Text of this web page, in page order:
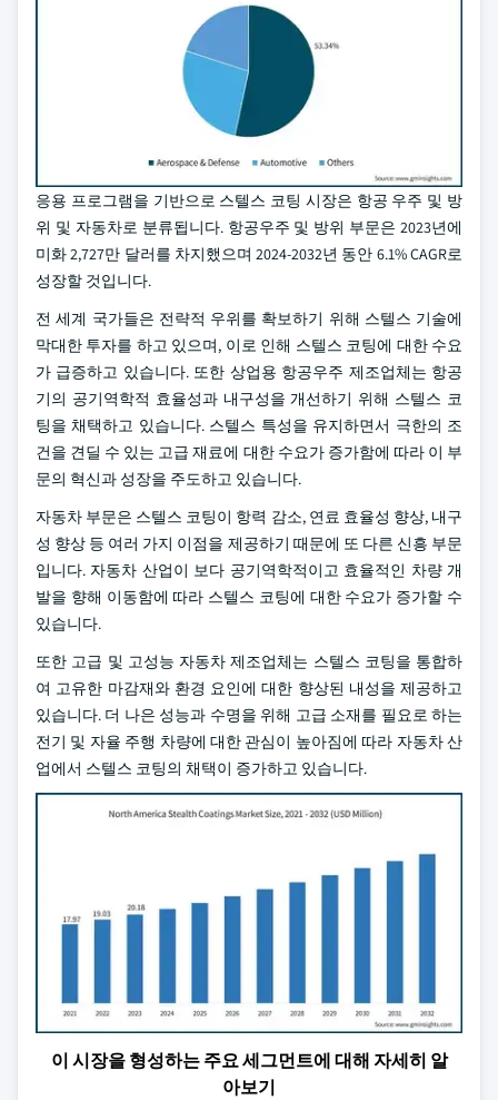
응용 프로그램을 기반으로 스텔스 코팅 시장은 항공 우주 및 방
위 및 자동차로 분류됩니다. 항공우주 및 방위 부문은 2023년에
미화 2,727만 달러를 차지했으며 2024-2032년 동안 6.1% CAGR로
성장할 것입니다.
전 세계 국가들은 전략적 우위를 확보하기 위해 스텔스 기술에
막대한 투자를 하고 있으며, 이로 인해 스텔스 코팅에 대한 수요
가 급증하고 있습니다. 또한 상업용 항공우주 제조업체는 항공
기의 공기역학적 효율성과 내구성을 개선하기 위해 스텔스 코
팅을 채택하고 있습니다. 스텔스 특성을 유지하면서 극한의 조
건을 견딜 수 있는 고급 재료에 대한 수요가 증가함에 따라 이 부
문의 혁신과 성장을 주도하고 있습니다.
자동차 부문은 스텔스 코팅이 항력 감소, 연료 효율성 향상, 내구
성 향상 등 여러 가지 이점을 제공하기 때문에 또 다른 신흥 부문
입니다. 자동차 산업이 보다 공기역학적이고 효율적인 차량 개
발을 향해 이동함에 따라 스텔스 코팅에 대한 수요가 증가할 수
있습니다.
또한 고급 및 고성능 자동차 제조업체는 스텔스 코팅을 통합하
여 고유한 마감재와 환경 요인에 대한 향상된 내성을 제공하고
있습니다. 더 나은 성능과 수명을 위해 고급 소재를 필요로 하는
전기 및 자율 주행 차량에 대한 관심이 높아짐에 따라 자동차 산
업에서 스텔스 코팅의 채택이 증가하고 있습니다.
이 시장을 형성하는 주요 세그먼트에 대해 자세히 알
아보기